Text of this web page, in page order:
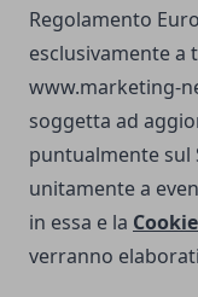
Regolamento
esclusivamente
www.marketing-
soggetta ad
puntualmente sul
unitamente a
in essa e la
verranno